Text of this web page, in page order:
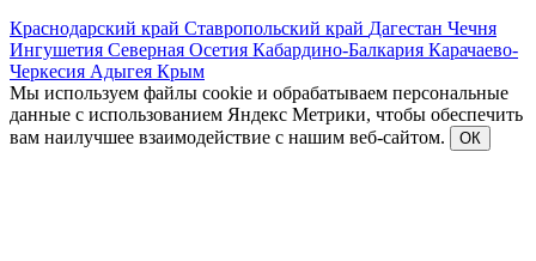
Краснодарский край Ставропольский край Дагестан Чечня
Ингушетия Северная Осетия Кабардино-Балкария Карачаево-
Черкесия Адыгея Крым
Мы используем файлы cookie и обрабатываем персональные
данные с использованием Яндекс Метрики, чтобы обеспечить
вам наилучшее взаимодействие с нашим веб-сайтом.
ОК